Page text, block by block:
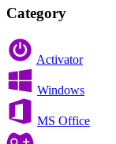
Category
Activator
Windows
MS Office